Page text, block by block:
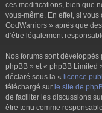
ces modifications, bien que
vous-même. En effet, si
GodWarriors » après que
d’être légalement
Nos forums sont
phpBB » et « phpBB Limited
déclaré sous la « licence
téléchargé sur le site de
de faciliter les discussions
être tenu comme